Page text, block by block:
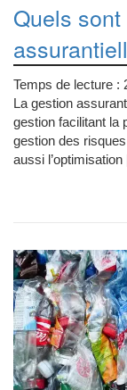
Quels
Temps de lecture :
La gestion
gestion facilitant la
gestion des
aussi